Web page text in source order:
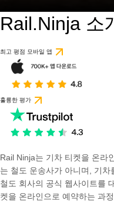
Rail.Ninja 소
최고 평점 모바일 앱
훌륭한 평가
Rail Ninja는 기차 티켓을 온라
는 철도 운송사가 아니며, 기
철도 회사의 공식 웹사이트를
켓을 온라인으로 예약하는 과